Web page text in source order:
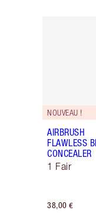
NOUVEAU !
AIRBRUSH
FLAWLESS
CONCEALER
1 Fair
38,00 €